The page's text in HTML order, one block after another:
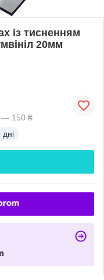
із тисненням
20мм
— 150 ₴
дні